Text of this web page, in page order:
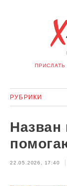
РУБРИКИ
МНЕНИЕ
АВТО ОТДЫХ
Назван
22.05.2026, 17:40